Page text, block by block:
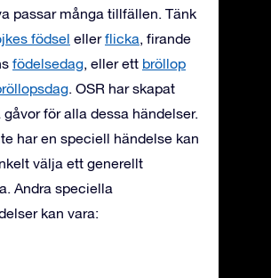
passar många tillfällen. Tänk
födsel ellerflicka, firande
födelsedag, eller ett bröllop
. OSR har skapat
för alla dessa händelser.
har en speciell händelse kan
välja ett generellt
Andra speciella
kan vara: